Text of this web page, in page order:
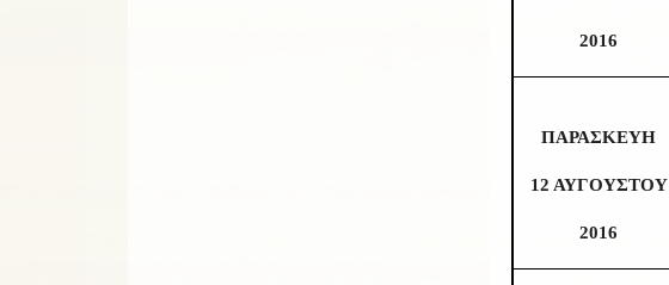
2016
ΠΑΡΑΣΚΕΥΗ
12 ΑΥΓΟΥΣΤΟΥ
2016